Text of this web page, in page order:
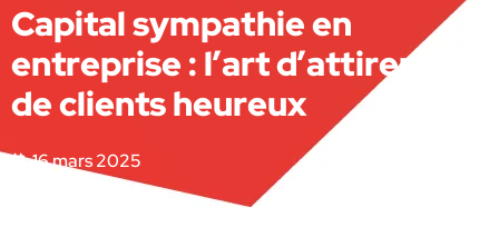
Capital sympathie en
entreprise : l’art d’attirer plus
de clients heureux
16 mars 2025